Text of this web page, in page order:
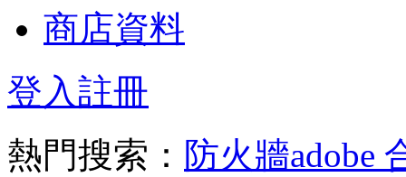
商店資料
登入註冊
熱門搜索： 防火牆adobe